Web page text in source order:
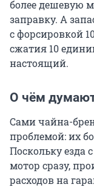
более дешевую
заправку. А
с форсировкой
сжатия 10
настоящий.
О чём
Сами чайна-
проблемой: их
Поскольку езда
мотор сразу,
расходов на